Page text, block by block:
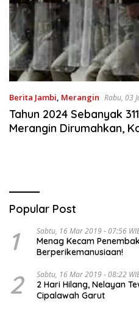
Berita Jambi, Merangin Rabu, 03
Tahun 2024 Sebanyak
Merangin Dirumahkan,
Popular Post
1 Sabtu, 16 Mar 2019 - 07:56
Menag Kecam
Berperikemanusiaan!
2 Sabtu, 16 Mar 2019 - 08:22
2 Hari Hilang, Nelayan
Cipalawah Garut